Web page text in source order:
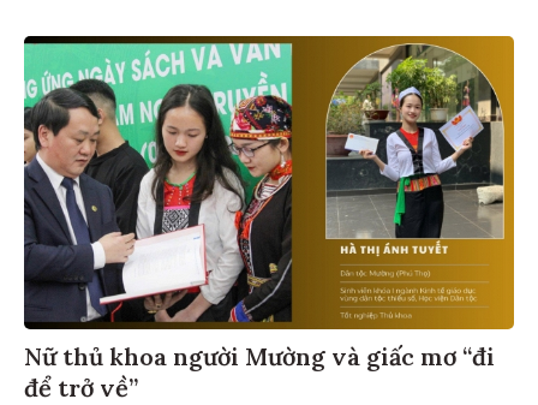
Nữ thủ khoa người Mường và giấc mơ “đi
để trở về”